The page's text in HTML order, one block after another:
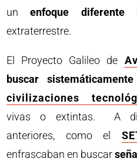
unenfoque diferente
extraterrestre.
El Proyecto Galileo de
buscar sistemáticamente
civilizaciones
vivas o extintas. A
anteriores, como el
enfrascaban en buscar